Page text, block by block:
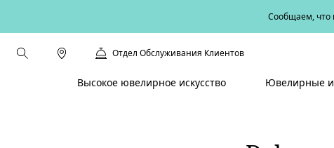
Сообщаем, что
Отдел Обслуживания Клиентов
Высокое ювелирное искусство Ювелирные